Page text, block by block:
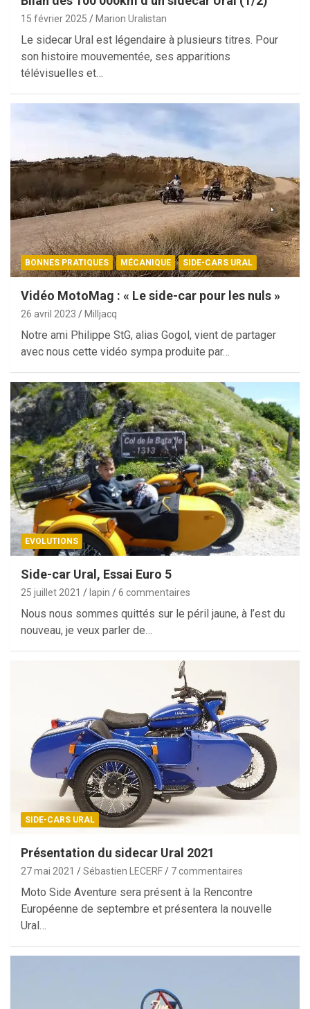
15 février 2025 Marion Uralistan
Le sidecar Ural est légendaire à plusieurs titres. Pour
son histoire mouvementée, ses apparitions
télévisuelles et…
BONNES PRATIQUES MÉCANIQUE SIDE-CARS URAL
Vidéo MotoMag : « Le side-car pour les nuls »
26 avril 2023 Milljacq
Notre ami Philippe StG, alias Gogol, vient de partager
avec nous cette vidéo sympa produite par…
EVOLUTIONS
Side-car Ural, Essai Euro 5
25 juillet 2021 lapin 6 commentaires
Nous nous sommes quittés sur le péril jaune, à l’est du
nouveau, je veux parler de…
SIDE-CARS URAL
Présentation du sidecar Ural 2021
27 mai 2021 Sébastien LECERF 7 commentaires
Moto Side Aventure sera présent à la Rencontre
Européenne de septembre et présentera la nouvelle
Ural…